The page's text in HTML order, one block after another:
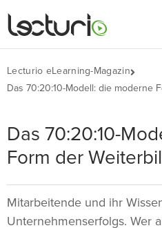
Lecturio eLearning-Magazin
Das 70:20:10-Modell: die moderne
Das 70:20:10-
Form der
Mitarbeitende und ihr
Unternehmenserfolgs. Wer